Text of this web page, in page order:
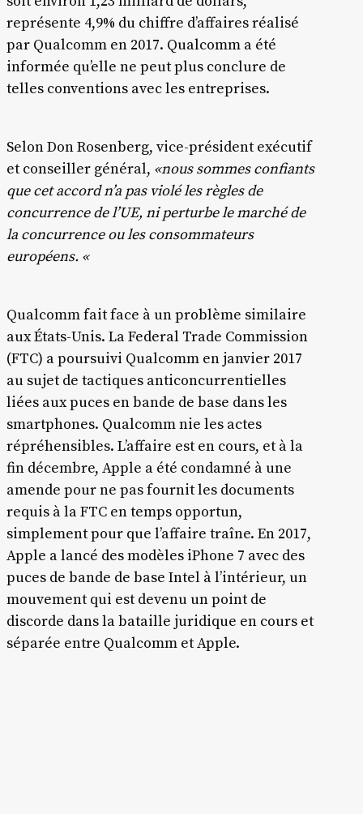
représente 4,9% du chiffre d’affaires réalisé
par Qualcomm en 2017. Qualcomm a été
informée qu’elle ne peut plus conclure de
telles conventions avec les entreprises.
Selon Don Rosenberg, vice-président exécutif
et conseiller général, «nous sommes confiants
que cet accord n’a pas violé les règles de
concurrence de l’UE, ni perturbe le marché de
la concurrence ou les consommateurs
européens. «
Qualcomm fait face à un problème similaire
aux États-Unis. La Federal Trade Commission
(FTC) a poursuivi Qualcomm en janvier 2017
au sujet de tactiques anticoncurrentielles
liées aux puces en bande de base dans les
smartphones. Qualcomm nie les actes
répréhensibles. L’affaire est en cours, et à la
fin décembre, Apple a été condamné à une
amende pour ne pas fournit les documents
requis à la FTC en temps opportun,
simplement pour que l’affaire traîne. En 2017,
Apple a lancé des modèles iPhone 7 avec des
puces de bande de base Intel à l’intérieur, un
mouvement qui est devenu un point de
discorde dans la bataille juridique en cours et
séparée entre Qualcomm et Apple.